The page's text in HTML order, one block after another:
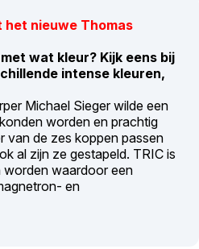
het nieuwe Thomas
wat kleur? Kijk eens bij
intense kleuren,
Michael Sieger wilde een
worden en prachtig
van de zes koppen passen
al zijn ze gestapeld. TRIC is
worden waardoor een
en